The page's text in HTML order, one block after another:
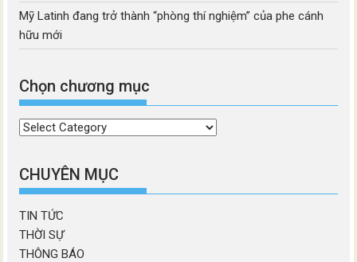
Mỹ Latinh đang trở thành “phòng thí nghiệm” của phe cánh
hữu mới
Chọn chương mục
Chọn
mục
CHUYÊN MỤC
TIN TỨC
THỜI SỰ
THÔNG BÁO